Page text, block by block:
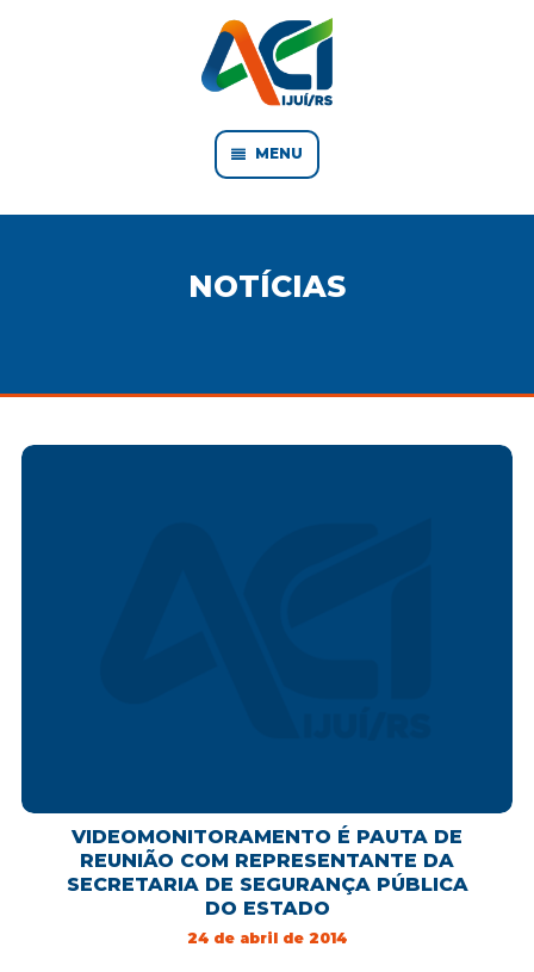
MENU
NOTÍCIAS
VIDEOMONITORAMENTO É PAUTA DE
REUNIÃO COM REPRESENTANTE DA
SECRETARIA DE SEGURANÇA PÚBLICA
DO ESTADO
24 de abril de 2014